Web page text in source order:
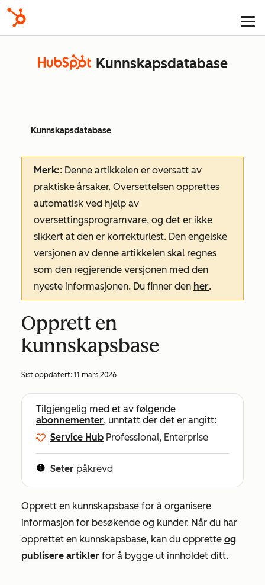
Kunnskapsdatabase
Kunnskaps­database
Merk:: Denne artikkelen er oversatt av
praktiske årsaker. Oversettelsen opprettes
automatisk ved hjelp av
oversettingsprogramvare, og det er ikke
sikkert at den er korrekturlest. Den engelske
versjonen av denne artikkelen skal regnes
som den regjerende versjonen med den
nyeste informasjonen. Du finner den her.
Opprett en
kunnskapsbase
Sist oppdatert: 11 mars 2026
Tilgjengelig med et av følgende
abonnementer, unntatt der det er angitt:
Service Hub Professional, Enterprise
Seter påkrevd
Opprett en kunnskapsbase for å organisere
informasjon for besøkende og kunder. Når du har
opprettet en kunnskapsbase, kan du opprette og
publisere artikler for å bygge ut innholdet ditt.